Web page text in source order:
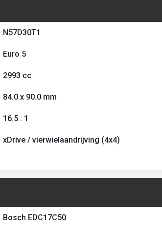
N57D30T1
Euro 5
2993 cc
84.0 x 90.0 mm
16.5 : 1
xDrive / vierwielaandrijving (4x4)
Bosch EDC17C50